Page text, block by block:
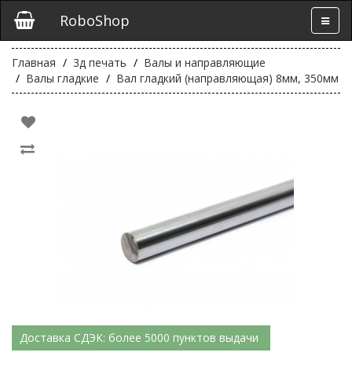
RoboShop
Главная 3д печать
Валы и направляющие
Валы гладкие
Вал гладкий (направляющая) 8мм, 350мм
Доставка СДЭК: более 5000 пунктов выдачи